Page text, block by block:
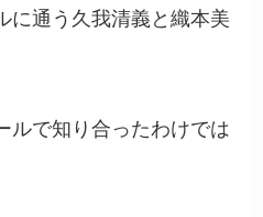
に通う久我清義と織本美
ルで知り合ったわけでは